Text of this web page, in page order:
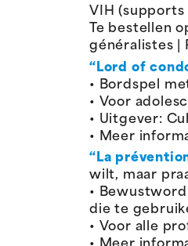
VIH
Te bestellen
généralistes |
“Lord of
• Bordspel
• Voor
• Uitgever:
• Meer
“La
wilt, maar
•
die te
• Voor alle